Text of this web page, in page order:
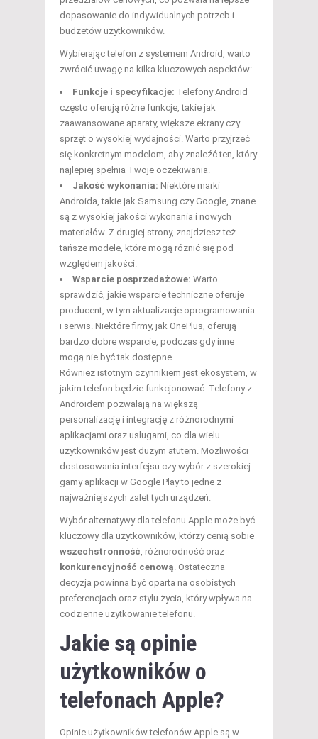
dopasowanie do indywidualnych potrzeb i
budżetów użytkowników.
Wybierając telefon z systemem Android, warto
zwrócić uwagę na kilka kluczowych aspektów:
Funkcje i specyfikacje: Telefony Android
często oferują różne funkcje, takie jak
zaawansowane aparaty, większe ekrany czy
sprzęt o wysokiej wydajności. Warto przyjrzeć
się konkretnym modelom, aby znaleźć ten, który
najlepiej spełnia Twoje oczekiwania.
Jakość wykonania: Niektóre marki
Androida, takie jak Samsung czy Google, znane
są z wysokiej jakości wykonania i nowych
materiałów. Z drugiej strony, znajdziesz też
tańsze modele, które mogą różnić się pod
względem jakości.
Wsparcie posprzedażowe: Warto
sprawdzić, jakie wsparcie techniczne oferuje
producent, w tym aktualizacje oprogramowania
i serwis. Niektóre firmy, jak OnePlus, oferują
bardzo dobre wsparcie, podczas gdy inne
mogą nie być tak dostępne.
Również istotnym czynnikiem jest ekosystem, w
jakim telefon będzie funkcjonować. Telefony z
Androidem pozwalają na większą
personalizację i integrację z różnorodnymi
aplikacjami oraz usługami, co dla wielu
użytkowników jest dużym atutem. Możliwości
dostosowania interfejsu czy wybór z szerokiej
gamy aplikacji w Google Play to jedne z
najważniejszych zalet tych urządzeń.
Wybór alternatywy dla telefonu Apple może być
kluczowy dla użytkowników, którzy cenią sobie
wszechstronność, różnorodność oraz
konkurencyjność cenową. Ostateczna
decyzja powinna być oparta na osobistych
preferencjach oraz stylu życia, który wpływa na
codzienne użytkowanie telefonu.
Jakie są opinie
użytkowników o
telefonach Apple?
Opinie użytkowników telefonów Apple są w